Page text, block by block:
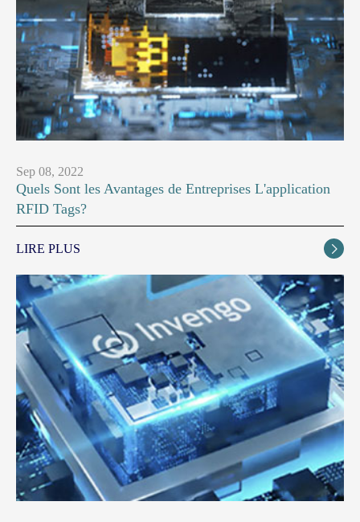
Sep 08, 2022
Quels Sont les Avantages de Entreprises L'application
RFID Tags?
LIRE PLUS 